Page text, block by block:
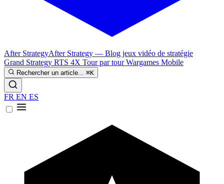
After StrategyAfter Strategy — Blog jeux vidéo de stratégie
Grand Strategy RTS 4X Tour par tourWargames Mobile
Rechercher un article... ⌘K
FR EN ES